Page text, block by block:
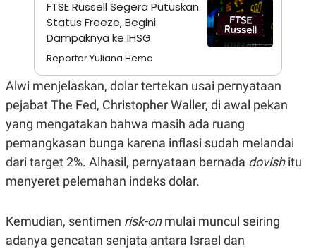
T
R
A
N
L
E
S
I
FTSE Russell Segera Putuskan
Status Freeze, Begini
Dampaknya ke IHSG
Reporter Yuliana Hema
Alwi menjelaskan, dolar tertekan usai pernyataan
pejabat The Fed, Christopher Waller, di awal pekan
yang mengatakan bahwa masih ada ruang
pemangkasan bunga karena inflasi sudah melandai
dari target 2%. Alhasil, pernyataan bernada dovishitu
menyeret pelemahan indeks dolar.
Kemudian, sentimen risk-onmulai muncul seiring
adanya gencatan senjata antara Israel dan